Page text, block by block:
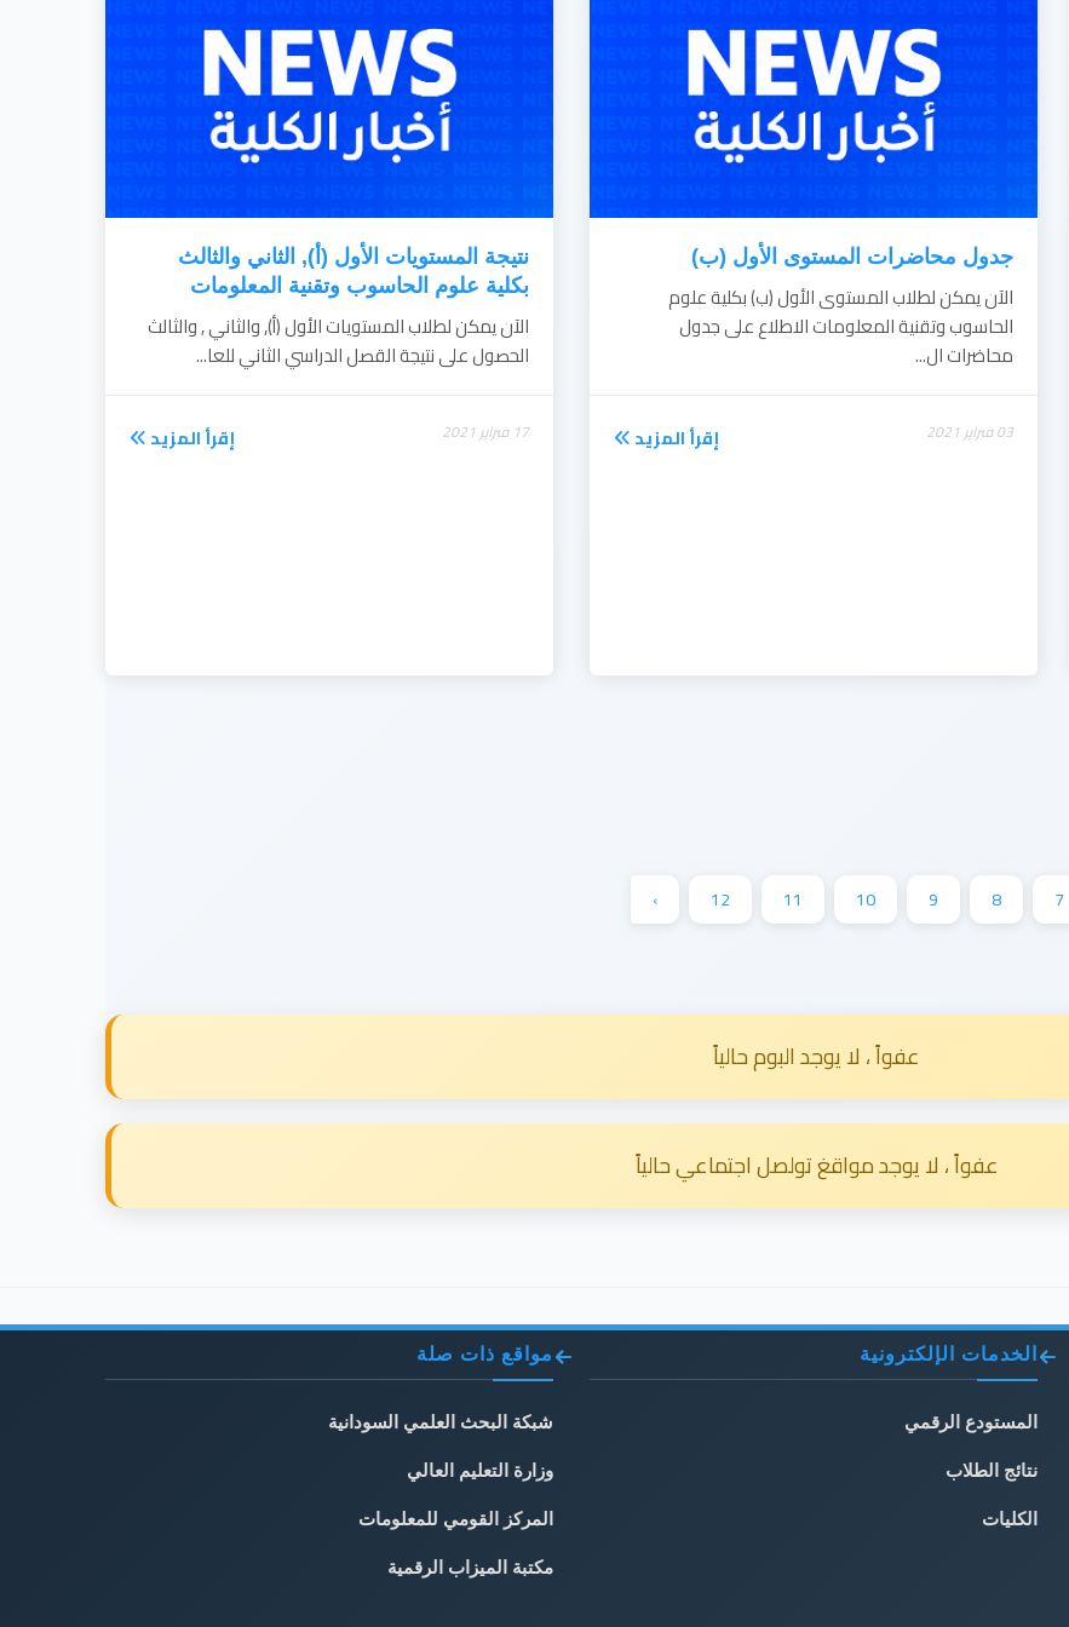
جدول محاضرات المستوى الأول (ب)
الآن يمكن لطلاب المستوى الأول (ب) بكلية علوم
الحاسوب وتقنية المعلومات الاطلاع على جدول
محاضرات ال...
03 فبراير 2021 إقرأ المزيد
نتيجة المستويات الأول (أ), الثاني والثالث
بكلية علوم الحاسوب وتقنية المعلومات
الآن يمكن لطلاب المستويات الأول (أ), والثاني , والثالث
الحصول على نتيجة القصل الدراسي الثاني للعا...
17 فبراير 2021 إقرأ المزيد
7
8
9
10
11
12
›
عفواً ، لا يوجد البوم حالياً
عفواً ، لا يوجد مواقغ تولصل اجتماعي حالياً
الخدمات الإلكترونية
المستودع الرقمي
نتائج الطلاب
الكليات
مواقع ذات صلة
شبكة البحث العلمي السودانية
وزارة التعليم العالي
المركز القومي للمعلومات
مكتبة الميزاب الرقمية